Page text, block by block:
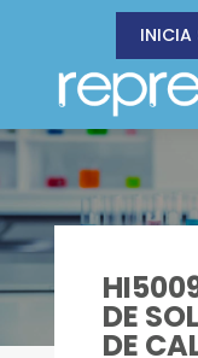
INICIA
DE
DE